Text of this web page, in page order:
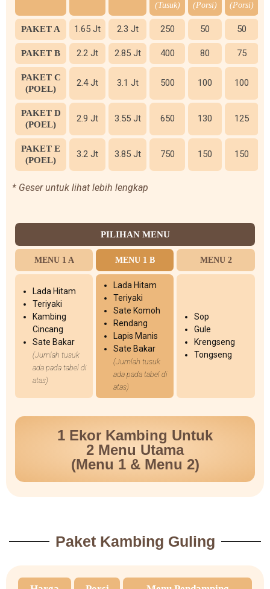
(Tusuk) (Porsi) (Porsi)
PAKET A 1.65 Jt 2.3 Jt 250 50 50
PAKET B 2.2 Jt 2.85 Jt 400 80 75
PAKET C
(POEL)
2.4 Jt 3.1 Jt 500 100 100
PAKET D
(POEL)
2.9 Jt 3.55 Jt 650 130 125
PAKET E
(POEL)
3.2 Jt 3.85 Jt 750 150 150
* Geser untuk lihat lebih lengkap
PILIHAN MENU
MENU 1 A MENU 1 B MENU 2
Lada Hitam
Teriyaki
Kambing
Cincang
Sate Bakar
(Jumlah tusuk
ada pada tabel di
atas)
Lada Hitam
Teriyaki
Sate Komoh
Rendang
Lapis Manis
Sate Bakar
(Jumlah tusuk
ada pada tabel di
atas)
Sop
Gule
Krengseng
Tongseng
1 Ekor Kambing Untuk
2 Menu Utama
(Menu 1 & Menu 2)
Paket Kambing Guling